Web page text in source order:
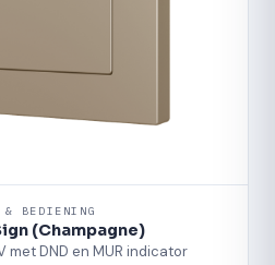
& BEDIENING
(Champagne)
met DND en MUR indicator